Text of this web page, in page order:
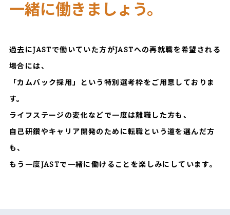
一緒に働きましょう。
過去にJASTで働いていた方がJASTへの再就職を希望される
場合には、
「カムバック採用」という特別選考枠をご用意しておりま
す。
ライフステージの変化などで一度は離職した方も、
自己研鑽やキャリア開発のために転職という道を選んだ方
も、
もう一度JASTで一緒に働けることを楽しみにしています。